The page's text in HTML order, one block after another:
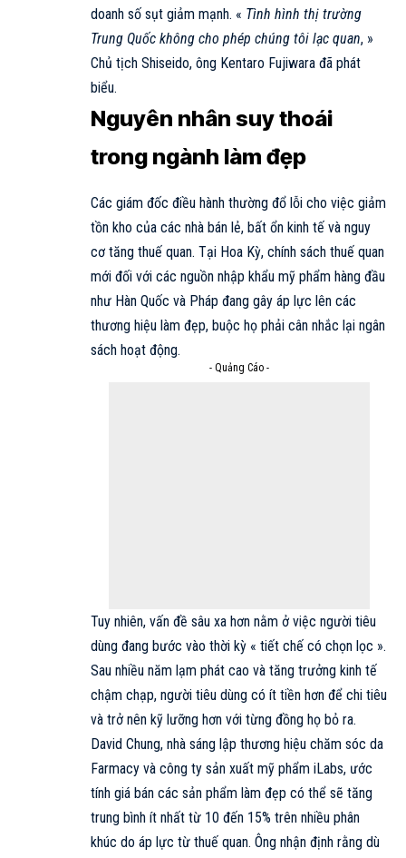
doanh số sụt giảm mạnh. « Tình hình thị trường
Trung Quốc không cho phép chúng tôi lạc quan, »
Chủ tịch Shiseido, ông Kentaro Fujiwara đã phát
biểu.
Nguyên nhân suy thoái
trong ngành làm đẹp
Các giám đốc điều hành thường đổ lỗi cho việc giảm
tồn kho của các nhà bán lẻ, bất ổn kinh tế và nguy
cơ tăng thuế quan. Tại Hoa Kỳ, chính sách thuế quan
mới đối với các nguồn nhập khẩu mỹ phẩm hàng đầu
như Hàn Quốc và Pháp đang gây áp lực lên các
thương hiệu làm đẹp, buộc họ phải cân nhắc lại ngân
sách hoạt động.
- Quảng Cáo -
Tuy nhiên, vấn đề sâu xa hơn nằm ở việc người tiêu
dùng đang bước vào thời kỳ « tiết chế có chọn lọc ».
Sau nhiều năm lạm phát cao và tăng trưởng kinh tế
chậm chạp, người tiêu dùng có ít tiền hơn để chi tiêu
và trở nên kỹ lưỡng hơn với từng đồng họ bỏ ra.
David Chung, nhà sáng lập thương hiệu chăm sóc da
Farmacy và công ty sản xuất mỹ phẩm iLabs, ước
tính giá bán các sản phẩm làm đẹp có thể sẽ tăng
trung bình ít nhất từ 10 đến 15% trên nhiều phân
khúc do áp lực từ thuế quan. Ông nhận định rằng dù